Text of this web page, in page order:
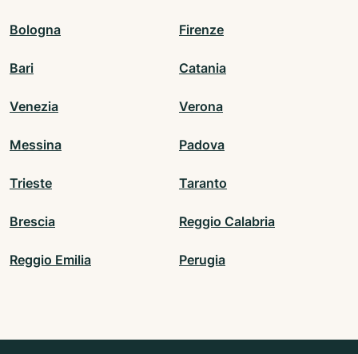
Bologna Firenze
Bari Catania
Venezia Verona
Messina Padova
Trieste Taranto
Brescia Reggio Calabria
Reggio Emilia Perugia